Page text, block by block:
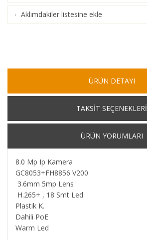
· Aklımdakiler listesine ekle
ÜRÜN DETAYI
TAKSİT SEÇENEKLERİ
ÜRÜN YORUMLARI
8.0 Mp Ip Kamera
GC8053+FH8856 V200
3.6mm 5mp Lens
H.265+ , 18 Smt Led
Plastik K.
Dahili PoE
Warm Led